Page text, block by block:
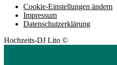
Cookie-Einstellungen ändern
Impressum
Datenschutzerklärung
Hochzeits-DJ Lito ©